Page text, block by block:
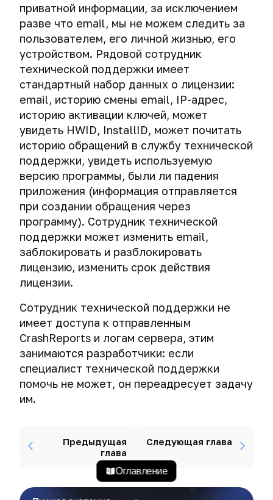
Оглавление
приватной информации, за исключением
разве что email, мы не можем следить за
пользователем, его личной жизнью, его
устройством. Рядовой сотрудник
технической поддержки имеет
стандартный набор данных о лицензии:
email, историю смены email, IP-адрес,
историю активации ключей, может
увидеть HWID, InstallID, может почитать
историю обращений в службу технической
поддержки, увидеть используемую
версию программы, были ли падения
приложения (информация отправляется
при создании обращения через
программу). Сотрудник технической
поддержки может изменить email,
заблокировать и разблокировать
лицензию, изменить срок действия
лицензии.
Сотрудник технической поддержки не
имеет доступа к отправленным
CrashReports и логам сервера, этим
занимаются разработчики: если
специалист технической поддержки
помочь не может, он переадресует задачу
им.
Предыдущая
глава
Следующая глава